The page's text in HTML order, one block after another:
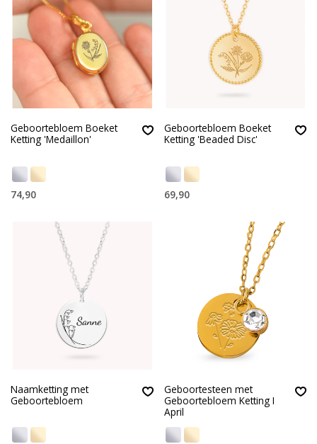
Geboortebloem Boeket
Ketting 'Medaillon'
74,90
Geboortebloem Boeket
Ketting 'Beaded Disc'
69,90
Naamketting met
Geboortebloem
Geboortesteen met
Geboortebloem Ketting I
April